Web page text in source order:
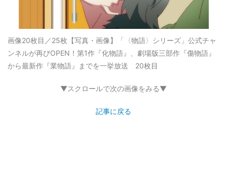
画像20枚目／25枚 【写真・画像】「〈物語〉シリーズ」公式チャ
ンネルが再びOPEN！第1作『化物語』、劇場版三部作『傷物語』
から最新作『業物語』までを一挙放送 20枚目
▼スクロールで次の画像をみる▼
記事に戻る